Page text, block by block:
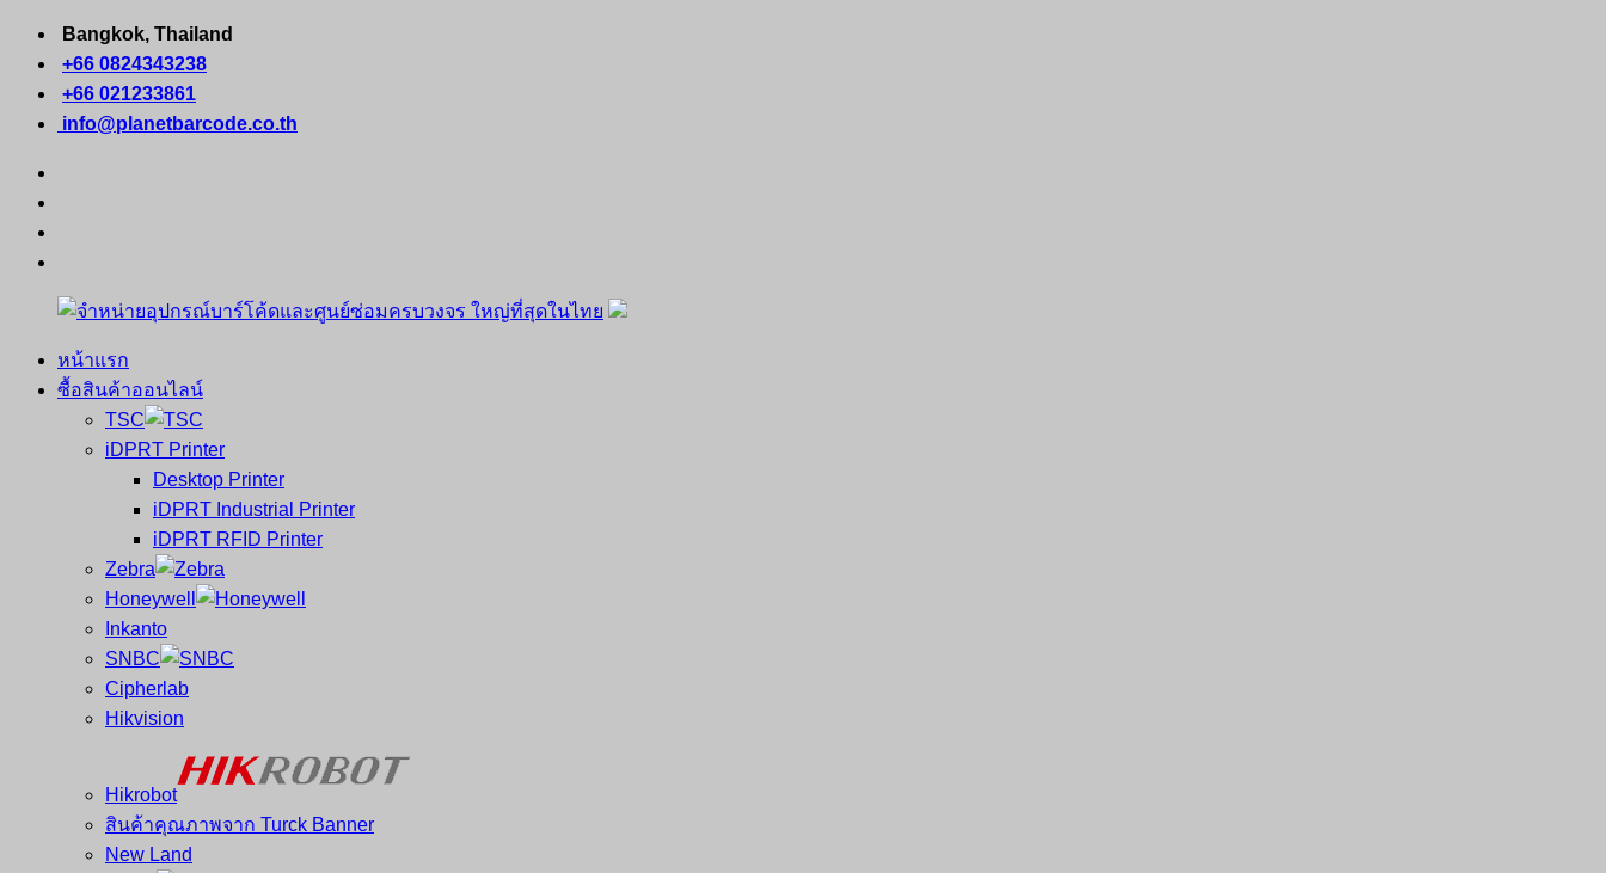
Skip
content
Bangkok, Thailand
+66 0824343238
+66 021233861
info@planetbarcode.co.th
จำหน่าย
คอมพิวเตอร์
หน้าแรก
ซื้อสินค้าออนไลน์
TSC
iDPRT Printer
Desktop Printer
iDPRT Industrial Printer
iDPRT RFID Printer
Zebra
Honeywell
Inkanto
SNBC
Cipherlab
Hikvision
Hikrobot
สินค้าคุณภาพจาก Turck Banner
New Land